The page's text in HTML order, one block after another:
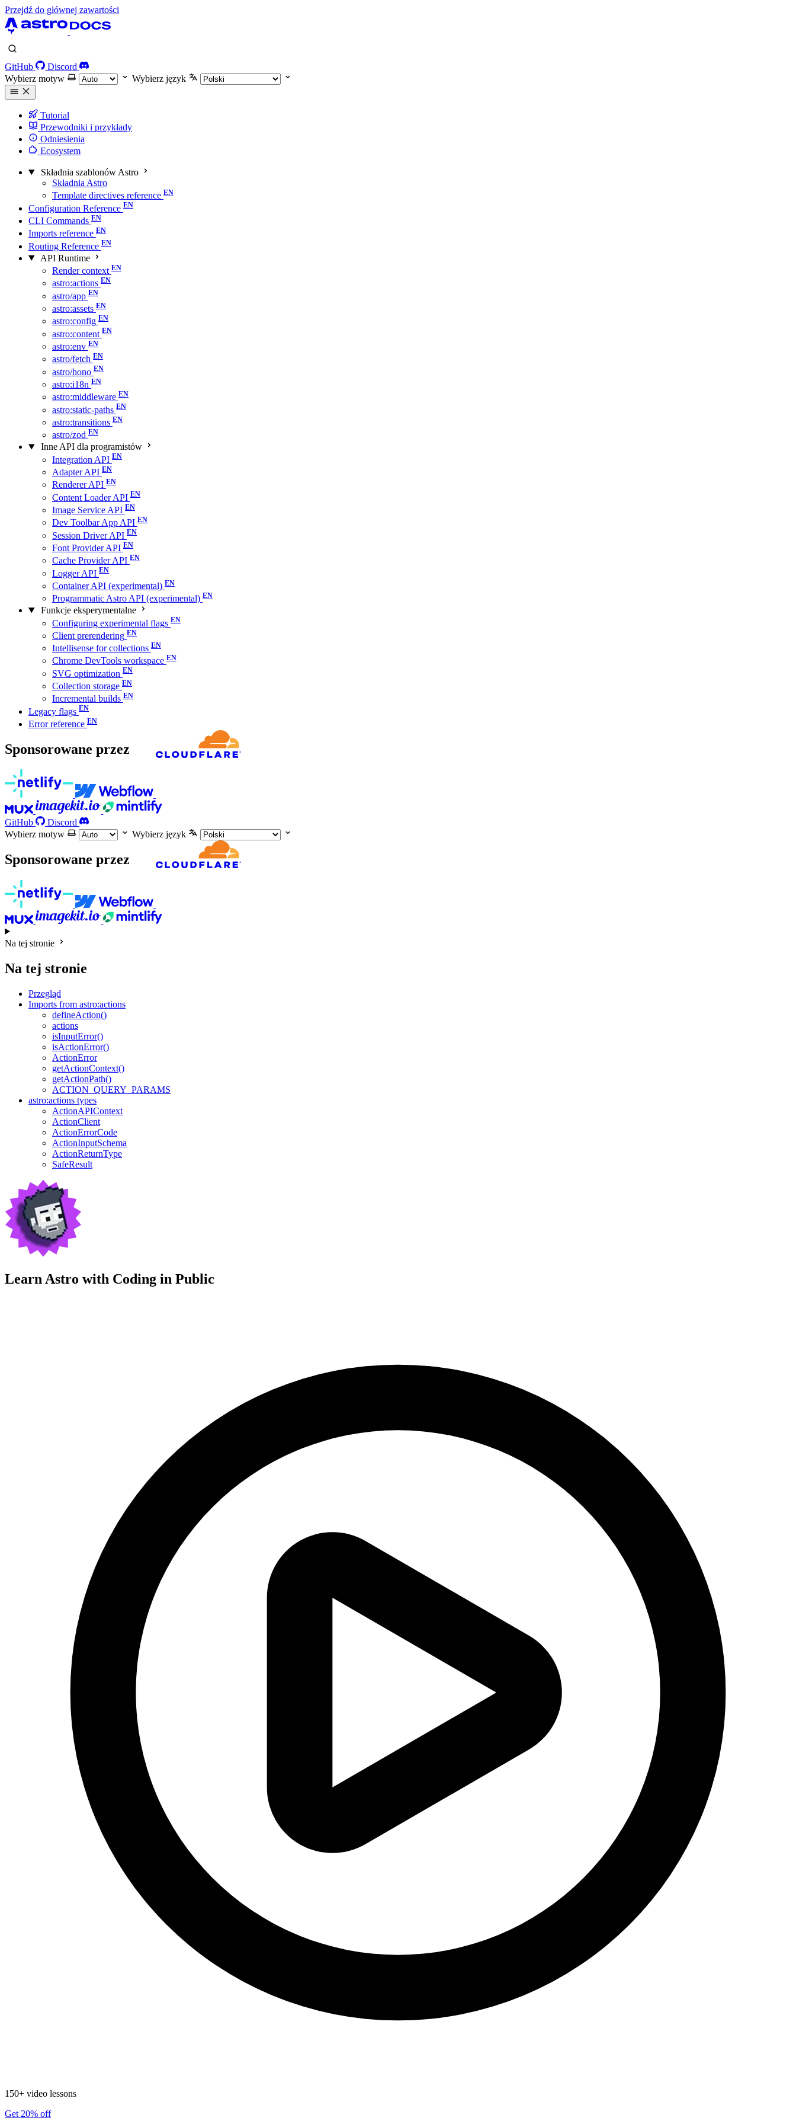
Przejdź do głównej zawartości
GitHub
Discord
Wybierz motyw
Wybierz język
Tutorial
Przewodniki i przykłady
Odniesienia
Ecosystem
Składnia szablonów Astro
Składnia Astro
Template directives reference
Configuration Reference
CLI Commands
Imports reference
Routing Reference
API Runtime
Render context
astro:actions
astro/app
astro:assets
astro:config
astro:content
astro:env
astro/fetch
astro/hono
astro:i18n
astro:middleware
astro:static-paths
astro:transitions
astro/zod
Inne API dla programistów
Integration API
Adapter API
Renderer API
Content Loader API
Image Service API
Dev Toolbar App API
Session Driver API
Font Provider API
Cache Provider API
Logger API
Container API (experimental)
Programmatic Astro API (experimental)
Funkcje eksperymentalne
Configuring experimental flags
Client prerendering
Intellisense for collections
Chrome DevTools workspace
SVG optimization
Collection storage
Incremental builds
Legacy flags
Error reference
Sponsorowane przez
GitHub
Discord
Wybierz motyw
Wybierz język
Sponsorowane przez
Na tej stronie
Na tej stronie
Przegląd
Imports from astro:actions
defineAction()
actions
isInputError()
isActionError()
ActionError
getActionContext()
getActionPath()
ACTION_QUERY_PARAMS
astro:actions types
ActionAPIContext
ActionClient
ActionErrorCode
ActionInputSchema
ActionReturnType
SafeResult
Learn Astro with Coding in Public
150+ video lessons
Get 20% off